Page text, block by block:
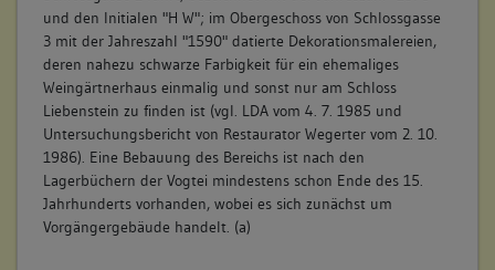
und den Initialen "H W"; im Obergeschoss von Schlossgasse
3 mit der Jahreszahl "1590" datierte Dekorationsmalereien,
deren nahezu schwarze Farbigkeit für ein ehemaliges
Weingärtnerhaus einmalig und sonst nur am Schloss
Liebenstein zu finden ist (vgl. LDA vom 4. 7. 1985 und
Untersuchungsbericht von Restaurator Wegerter vom 2. 10.
1986). Eine Bebauung des Bereichs ist nach den
Lagerbüchern der Vogtei mindestens schon Ende des 15.
Jahrhunderts vorhanden, wobei es sich zunächst um
Vorgängergebäude handelt. (a)